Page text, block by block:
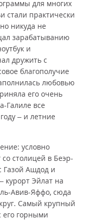
для многих
стали практически
никуда не
зарабатыванию
и
дружить с
благополучие
любовью
его очень
Галиле все
– и летние
условно
столицей в Беэр-
Газой Ашдод и
курорт Эйлат на
Авив-Яффо, сюда
Самый крупный
его горными